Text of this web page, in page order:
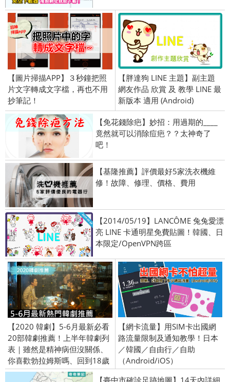
【圖片掃描APP】３秒鐘把照
片文字轉成文字檔，再也不用
抄筆記！
【胖達狗 LINE 主題】副主題
網友作品 欣賞 及 教學 LINE 最
新版本 適用 (Android)
【免花錢除疤】妙招：用過期的____
竟然就可以消除痘疤？？太神奇了
吧！
【基隆推薦】評價最好5家洗衣機維
修！故障、修理、價格、費用
【2014/05/19】LANCÔME 兔兔愛漂
亮 LINE 卡通明星免費貼圖！韓國、日
本限定/OpenVPN跨區
【2020 韓劇】5-6月最新必看
20部韓劇推薦！上半年韓劇列
表｜雖然是精神病但沒關係、
你喜歡勃拉姆斯嗎、回到18歲
【網卡流量】用SIM卡出國網
路流量限制及通知教學！日本
／韓國／自由行／自助
（Android/iOS）
【臺中市確診足跡地圖】14天內詳細